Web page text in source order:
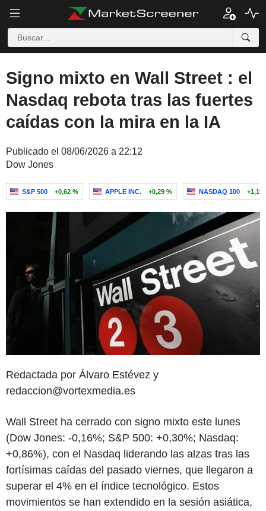
Signo mixto en Wall Street : el
Nasdaq rebota tras las fuertes
caídas con la mira en la IA
Publicado el 08/06/2026 a 22:12
Dow Jones
S&P 500 +0,62 % APPLE INC. +0,29 % NASDAQ 100 +1,19
Redactada por Álvaro Estévez y
redaccion@vortexmedia.es
Wall Street ha cerrado con signo mixto este lunes
(Dow Jones: -0,16%; S&P 500: +0,30%; Nasdaq:
+0,86%), con el Nasdaq liderando las alzas tras las
fortísimas caídas del pasado viernes, que llegaron a
superar el 4% en el índice tecnológico. Estos
movimientos se han extendido en la sesión asiática,